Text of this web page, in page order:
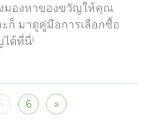
มองหาของขวัญให้คุณ
ก็ มาดูคู่มือการเลือกซื้อ
ด้ที่นี่!
6 »